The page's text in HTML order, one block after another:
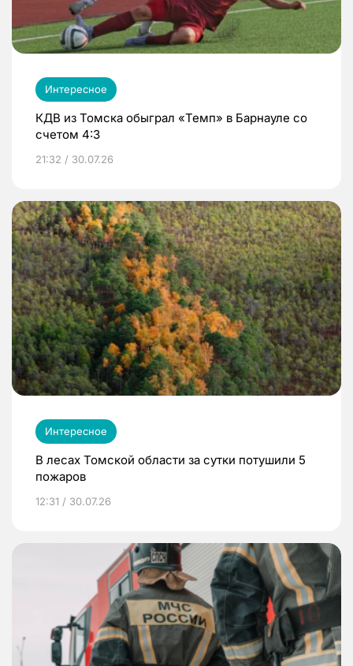
Интересное
КДВ из Томска обыграл «Темп» в Барнауле со
счетом 4:3
21:32 / 30.07.26
Интересное
В лесах Томской области за сутки потушили 5
пожаров
12:31 / 30.07.26